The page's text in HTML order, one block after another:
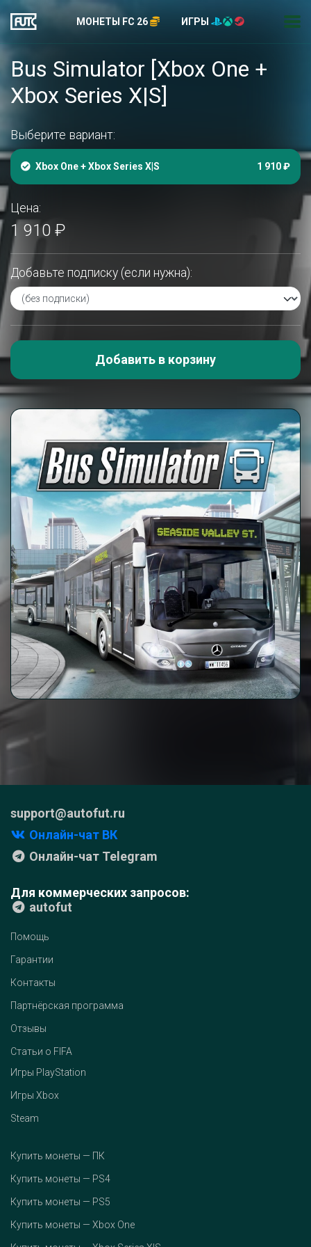
МОНЕТЫ FC 26 ИГРЫ
Bus Simulator [Xbox One +
Xbox Series X|S]
Выберите вариант:
Xbox One + Xbox Series X|S 1 910 ₽
Цена:
1 910 ₽
Добавьте подписку (если нужна):
Добавить в корзину
support@autofut.ru
Онлайн-чат ВК
Онлайн-чат Telegram
Для коммерческих запросов:
autofut
Помощь
Гарантии
Контакты
Партнёрская программа
Отзывы
Статьи о FIFA
Игры PlayStation
Игры Xbox
Steam
Купить монеты — ПК
Купить монеты — PS4
Купить монеты — PS5
Купить монеты — Xbox One